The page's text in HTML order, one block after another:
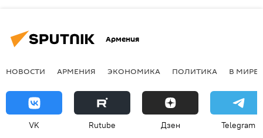
Армения
НОВОСТИ АРМЕНИЯ ЭКОНОМИКА ПОЛИТИКА В МИРЕ
VK Rutube Дзен Telegram